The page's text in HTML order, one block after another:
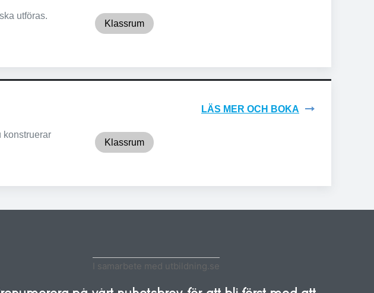
utföras.
Klassrum
konstruerar
Klassrum
LÄS MER OCH BOKA
I samarbete med utbildning.se